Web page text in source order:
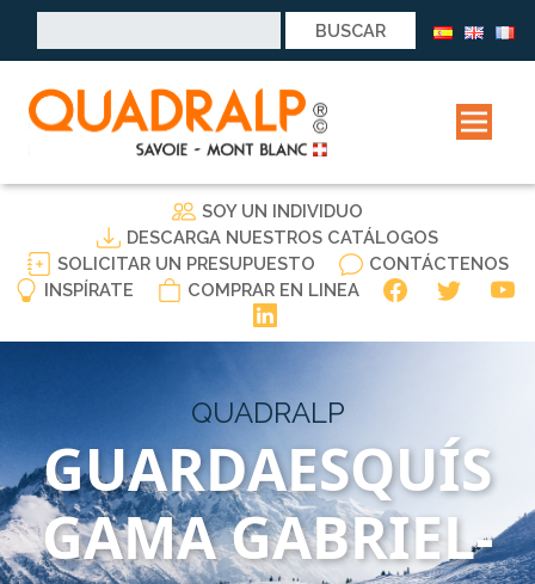
SOY UN INDIVIDUO
DESCARGA NUESTROS CATÁLOGOS
SOLICITAR UN PRESUPUESTO
CONTÁCTENOS
INSPÍRATE
COMPRAR EN LINEA
QUADRALP
GUARDAESQUÍS
GAMA GABRIEL-